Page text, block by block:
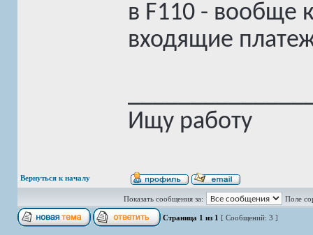
в F110 - вообще
входящие
Ищу работу
Вернуться к началу
Показать сообщения за: Поле
Страница 1 из 1 [ Сообщений: 3 ]